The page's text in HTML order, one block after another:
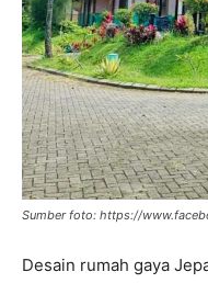
Sumber foto: https://
Desain rumah gaya